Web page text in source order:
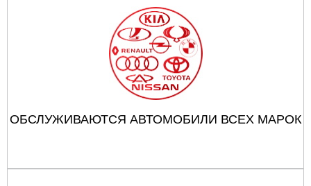
ОБСЛУЖИВАЮТСЯ АВТОМОБИЛИ ВСЕХ МАРОК